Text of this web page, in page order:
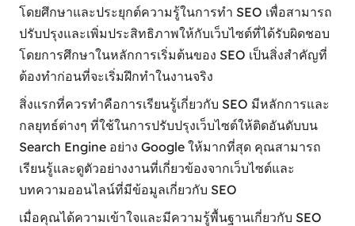
โดยศึกษาและประยุกต์ความรู้ในการทำ SEO เพื่อสามารถ
ปรับปรุงและเพิ่มประสิทธิภาพให้กับเว็บไซต์ที่ได้รับผิดชอบ
โดยการศึกษาในหลักการเริ่มต้นของ SEO เป็นสิ่งสำคัญที่
ต้องทำก่อนที่จะเริ่มฝึกทำในงานจริง
สิ่งแรกที่ควรทำคือการเรียนรู้เกี่ยวกับ SEO มีหลักการและ
กลยุทธ์ต่างๆ ที่ใช้ในการปรับปรุงเว็บไซต์ให้ติดอันดับบน
Search Engine อย่าง Google ให้มากที่สุด คุณสามารถ
เรียนรู้และดูตัวอย่างงานที่เกี่ยวข้องจากเว็บไซต์และ
บทความออนไลน์ที่มีข้อมูลเกี่ยวกับ SEO
เมื่อคุณได้ความเข้าใจและมีความรู้พื้นฐานเกี่ยวกับ SEO